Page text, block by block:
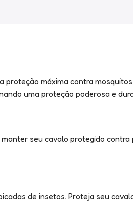
máxima contra
uma proteção poderosa e
seu cavalo protegido contra
de insetos. Proteja seu